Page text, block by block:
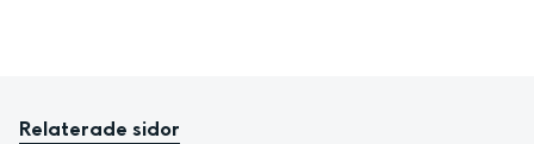
Relaterade sidor